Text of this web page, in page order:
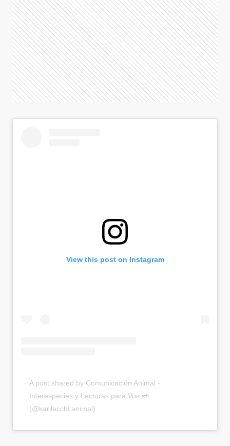
View this post on Instagram
A post shared by Comunicación Animal -
Interespecies y Lecturas para Vos 🗝
(@karilecchi.animal)